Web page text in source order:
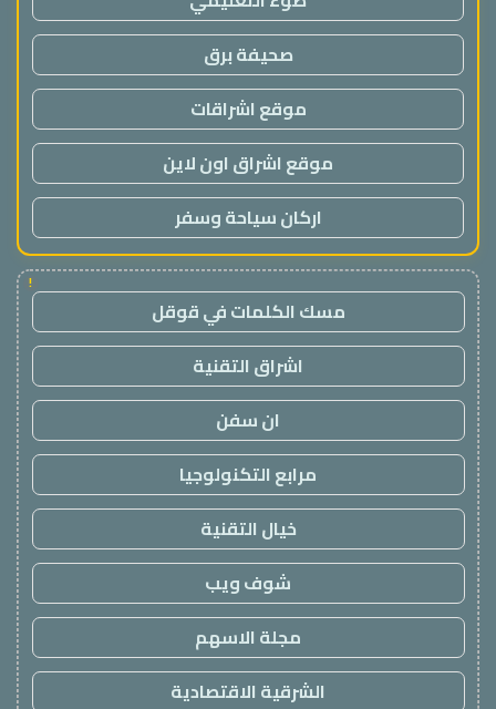
صحيفة برق
موقع اشراقات
موقع اشراق اون لاين
اركان سياحة وسفر
!
مسك الكلمات في قوقل
اشراق التقنية
ان سفن
مرابع التكنولوجيا
خيال التقنية
شوف ويب
مجلة الاسهم
الشرقية الاقتصادية